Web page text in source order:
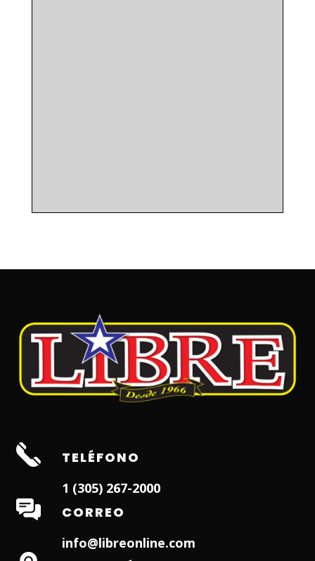
TELÉFONO
1 (305) 267-2000
CORREO
info@libreonline.com